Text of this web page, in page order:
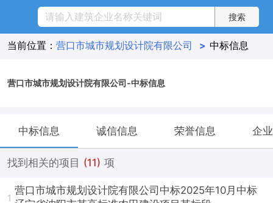
当前位置： 营口市城市规划设计院有限公司 > 中标信息
营口市城市规划设计院有限公司-中标信息
中标信息 诚信信息 荣誉信息 企
找到相关的项目 (11) 项
1
营口市城市规划设计院有限公司中标2025年10月中标